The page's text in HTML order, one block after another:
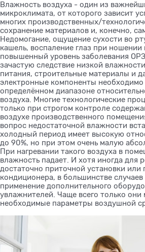
Влажность воздуха - один из
микроклимата, от которого зависит
многих производственных/
сохранение материалов и, конечно,
Недомогание, ощущение сухости во
кашель, воспаление глаз при ношении
повышенный уровень заболевания
зачастую следствие низкой
питания, строительные материалы и
электронные компоненты необходимо
определённом диапазоне
воздуха. Многие технологические
только при строгом контроле
воздухе производственного
вопрос недостаточной влажности
холодный период имеет высокую
до 90%, но при этом очень малую
При нагревании такого воздуха в
влажность падает. И хотя иногда для
достаточно приточной установки
кондиционера, в большинстве
применение дополнительного
увлажнителей. Чаще всего только они
необходимые параметры воздушной